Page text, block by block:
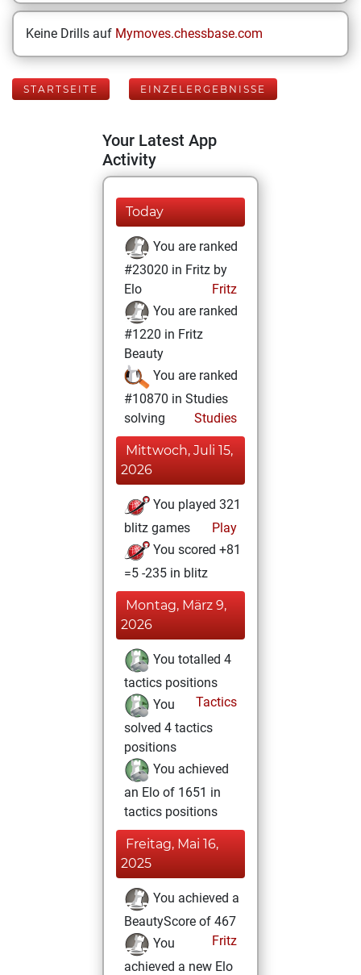
Keine Drills auf Mymoves.chessbase.com
STARTSEITE EINZELERGEBNISSE
Your Latest App
Activity
Today
You are ranked
#23020 in Fritz by
Elo
Fritz
You are ranked
#1220 in Fritz
Beauty
You are ranked
#10870 in Studies
solving
Studies
Mittwoch, Juli 15,
2026
You played 321
blitz games
Play
You scored +81
=5 -235 in blitz
Montag, März 9,
2026
You totalled 4
tactics positions
Tactics
You
solved 4 tactics
positions
You achieved
an Elo of 1651 in
tactics positions
Freitag, Mai 16,
2025
You achieved a
BeautyScore of 467
Fritz
You
achieved a new Elo